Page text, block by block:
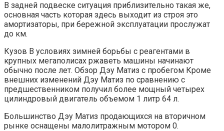
В задней подвеске ситуация приблизительно такая же,
основная часть которая здесь выходит из строя это
амортизаторы, при бережной эксплуатации прослужат
до км.
Кузов В условиях зимней борьбы с реагентами в
крупных мегаполисах ржаветь машины начинают
обычно после лет. Обзор Дэу Матиз с пробегом Кроме
внешних изменений Дэу Матиз по сравнению с
предшественником получил более мощный четырех
цилиндровый двигатель объемом 1 литр 64 л.
Большинство Дэу Матиз продающихся на вторичном
рынке оснащены малолитражным мотором 0.